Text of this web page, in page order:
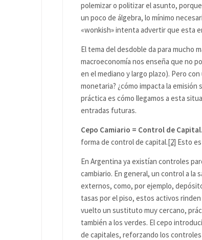
polemizar o politizar el asunto,
un poco de álgebra, lo mínimo
«wonkish» intenta advertir que esta
El tema del desdoble da para mucho
macroeconomía nos enseña que no
en el mediano y largo plazo). Pero
monetaria? ¿cómo impacta la
práctica es cómo llegamos a esta
entradas futuras.
Cepo Camiario = Control de Capital.
forma de control de capital.[2] Esto
En Argentina ya existían controles
cambiario. En general, un control a la
externos, como, por ejemplo,
tasas por el piso, estos activos
vuelto un sustituto muy cercano,
también a los verdes. El cepo
de capitales, reforzando los